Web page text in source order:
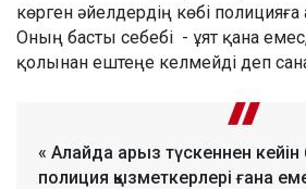
көрген әйелдердің көбі
Оның басты себебі - ұят қана
қолынан ештеңе келмейді деп
« Алайда арыз түскеннен кейін
полиция қызметкерлері ғана